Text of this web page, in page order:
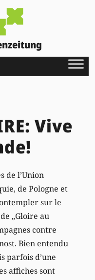
Vive
de l’Union
de Pologne et
sur le
„Gloire au
contre
Bien entendu
parfois d’une
affiches sont